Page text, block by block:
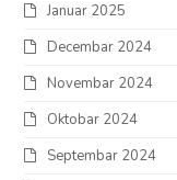
Januar 2025
Decembar 2024
Novembar 2024
Oktobar 2024
Septembar 2024